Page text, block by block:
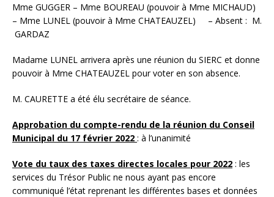
Mme GUGGER – Mme BOUREAU (pouvoir à Mme MICHAUD)
– Mme LUNEL (pouvoir à Mme CHATEAUZEL) – Absent : M.
GARDAZ
Madame LUNEL arrivera après une réunion du SIERC et donne
pouvoir à Mme CHATEAUZEL pour voter en son absence.
M. CAURETTE a été élu secrétaire de séance.
Approbation du compte-rendu de la réunion du Conseil
Municipal du 17 février 2022 : à l’unanimité
Vote du taux des taxes directes locales pour 2022 : les
services du Trésor Public ne nous ayant pas encore
communiqué l’état reprenant les différentes bases et données